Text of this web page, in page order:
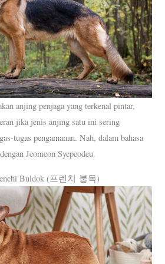
anjing penjaga yang terkenal pintar,
jika jenis anjing satu ini sering
tugas pengamanan. Nah, dalam bahasa
Jeomeon Syepeodeu.
Buldok (프렌치 불독)